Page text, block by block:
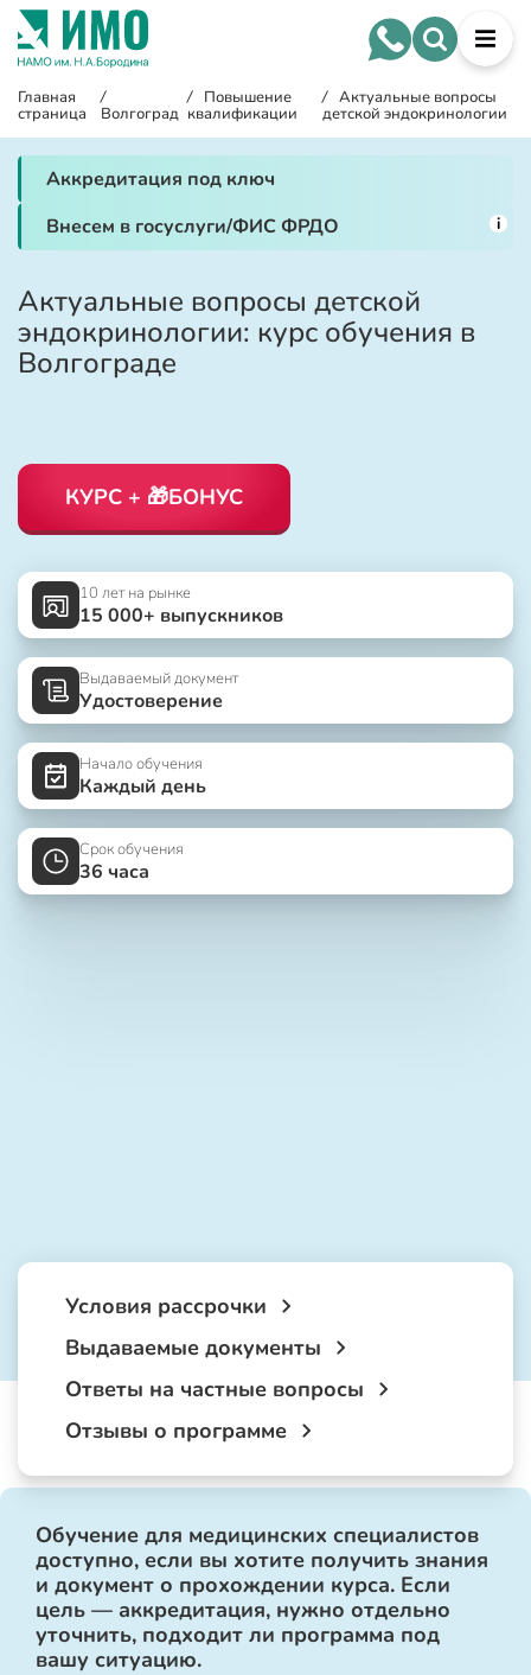
Главная
страница
/
Волгоград
/ Повышение
квалификации
/ Актуальные вопросы
детской эндокринологии
Аккредитация под ключ
Внесем в госуслуги/ФИС ФРДО
i
Актуальные вопросы детской
эндокринологии: курс обучения в
Волгограде
КУРС + 🎁БОНУС
10 лет на рынке
15 000+ выпускников
Выдаваемый документ
Удостоверение
Начало обучения
Каждый день
Срок обучения
36 часа
Условия рассрочки
Выдаваемые документы
Ответы на частные вопросы
Отзывы о программе
Обучение для медицинских специалистов
доступно, если вы хотите получить знания
и документ о прохождении курса. Если
цель — аккредитация, нужно отдельно
уточнить, подходит ли программа под
вашу ситуацию.